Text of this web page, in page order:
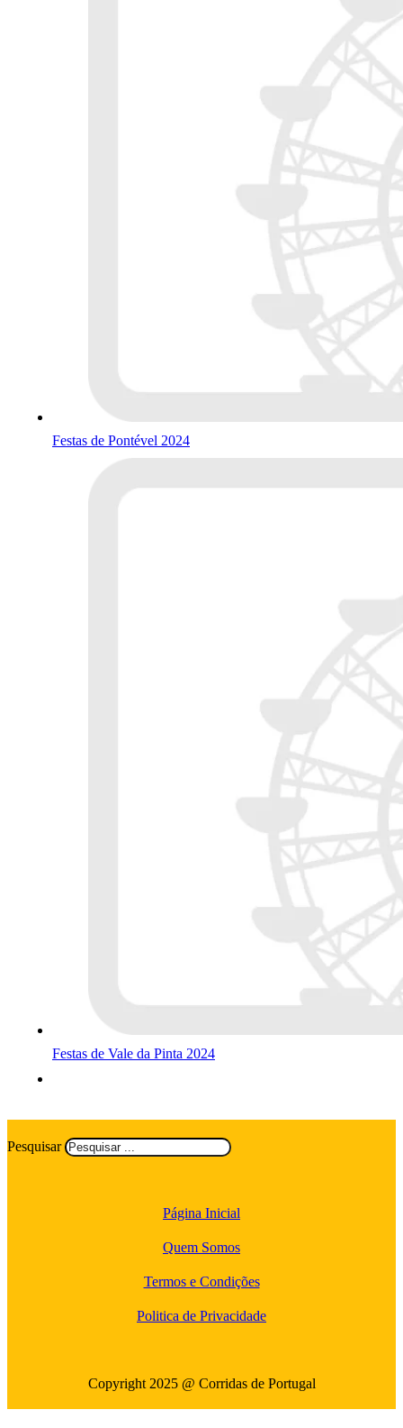
Festas de Pontével 2024
Festas de Vale da Pinta 2024
Pesquisar
Página Inicial
Quem Somos
Termos e Condições
Politica de Privacidade
Copyright 2025 @ Corridas de Portugal